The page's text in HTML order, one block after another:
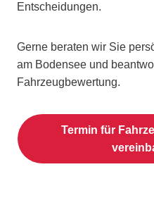
Entscheidungen.
Gerne beraten wir Sie
am Bodensee und
Fahrzeugbewertung.
Termin für